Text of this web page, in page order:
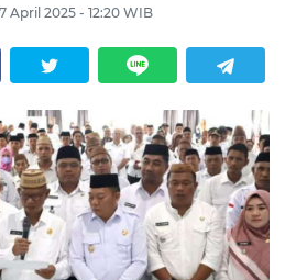
April 2025 - 12:20 WIB